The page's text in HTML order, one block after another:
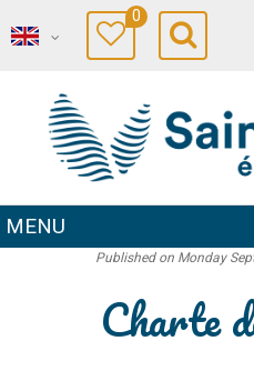
0
MENU
Published on Monday
Charte